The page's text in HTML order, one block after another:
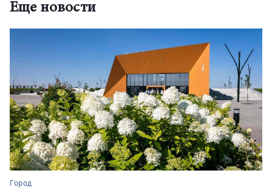
Еще новости
Город